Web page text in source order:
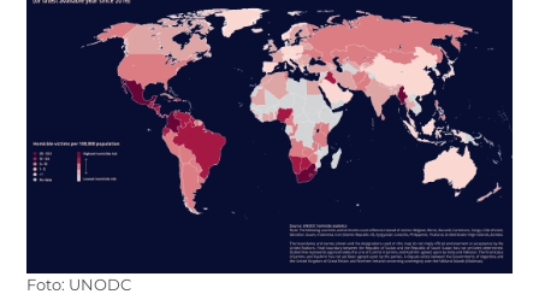
Foto: UNODC